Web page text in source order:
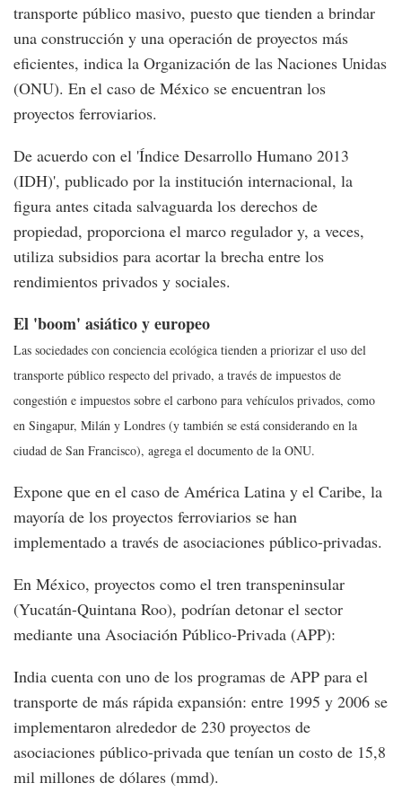
transporte público masivo, puesto que tienden a brindar
una construcción y una operación de proyectos más
eficientes, indica la Organización de las Naciones Unidas
(ONU). En el caso de México se encuentran los
proyectos ferroviarios.
De acuerdo con el 'Índice Desarrollo Humano 2013
(IDH)', publicado por la institución internacional, la
figura antes citada salvaguarda los derechos de
propiedad, proporciona el marco regulador y, a veces,
utiliza subsidios para acortar la brecha entre los
rendimientos privados y sociales.
El 'boom' asiático y europeo
Las sociedades con conciencia ecológica tienden a priorizar el uso del
transporte público respecto del privado, a través de impuestos de
congestión e impuestos sobre el carbono para vehículos privados, como
en Singapur, Milán y Londres (y también se está considerando en la
ciudad de San Francisco), agrega el documento de la ONU.
Expone que en el caso de América Latina y el Caribe, la
mayoría de los proyectos ferroviarios se han
implementado a través de asociaciones público-privadas.
En México, proyectos como el tren transpeninsular
(Yucatán-Quintana Roo), podrían detonar el sector
mediante una Asociación Público-Privada (APP):
India cuenta con uno de los programas de APP para el
transporte de más rápida expansión: entre 1995 y 2006 se
implementaron alrededor de 230 proyectos de
asociaciones público-privada que tenían un costo de 15,8
mil millones de dólares (mmd).